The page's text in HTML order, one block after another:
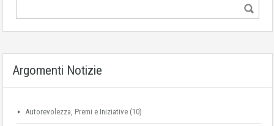
Argomenti Notizie
Autorevolezza, Premi e Iniziative (10)